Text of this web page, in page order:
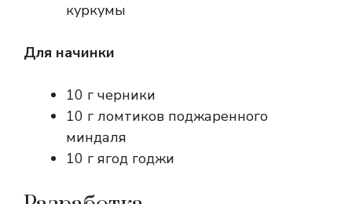
куркумы
Для начинки
10 г черники
10 г ломтиков поджаренного
миндаля
10 г ягод годжи